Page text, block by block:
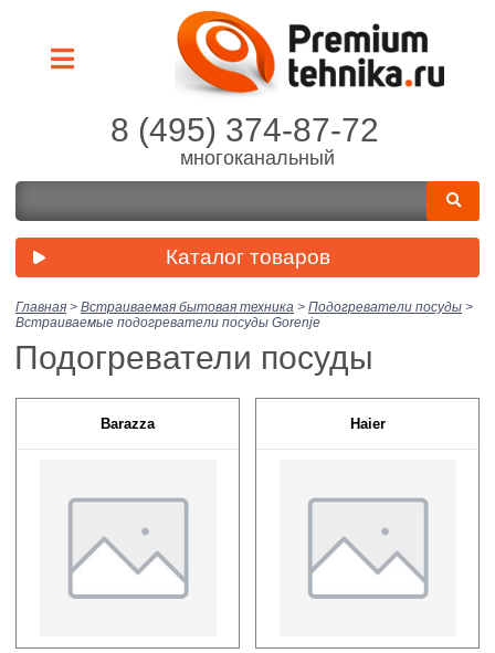
8 (495) 374-87-72
многоканальный
Каталог товаров
Главная > Встраиваемая бытовая техника > Подогреватели посуды >
Встраиваемые подогреватели посуды Gorenje
Подогреватели посуды
Barazza Haier